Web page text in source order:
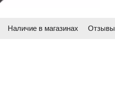
Наличие в магазинах Отзывы